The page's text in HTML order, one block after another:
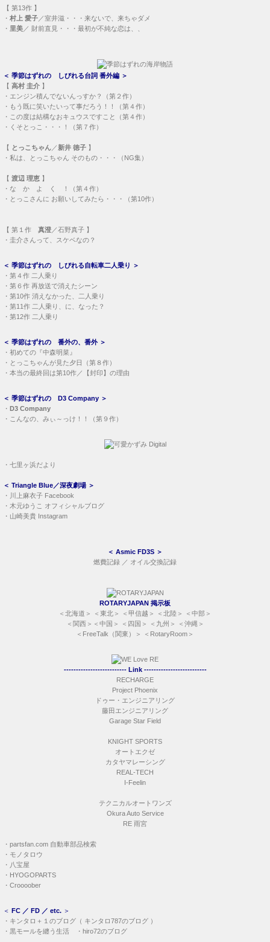
【 第13作 】
・ 村上 愛子 ／室井滋・・・ 来ないで、来ちゃダメ
・ 里美 ／ 財前直見・・・ 最初が不純な恋は、、
＜ 季節はずれの しびれる台詞 番外編 ＞
【 高村 圭介 】
・ エンジン積んでないんっすか？（第２作）
・ もう既に笑いたいって事だろう！！（第４作）
・ この度は結構なおキュウスですこと（第４作）
・ くそとっこ・・・！（第７作）
【 とっこちゃん ／新井 徳子 】
・ 私は、とっこちゃん そのもの・・・（NG集）
【 渡辺 理恵 】
・ な か よ く ！（第４作）
・ とっこさんに お願いしてみたら・・・（第10作）
【 第１作 真澄 ／石野真子 】
・ 圭介さんって、スケベなの？
＜ 季節はずれの しびれる自転車二人乗り ＞
・ 第４作 二人乗り
・ 第６作 再放送で消えたシーン
・ 第10作 消えなかった、二人乗り
・ 第11作 二人乗り、に、なった？
・ 第12作 二人乗り
＜ 季節はずれの 番外の、番外＞
・ 初めての『中森明菜』
・ とっこちゃんが見た夕日（第８作）
・ 本当の最終回は第10作／【封印】の理由
＜ 季節はずれの D3 Company ＞
・ D3 Company
・ こんなの、みぃ～っけ！！（第９作）
・ 七里ヶ浜だより
＜ Triangle Blue／深夜劇場 ＞
・
川上麻衣子 Facebook
・ 木元ゆうこ オフィシャルブログ
・ 山崎美貴 Instagram
＜ Asmic FD3S ＞
燃費記録 ／ オイル交換記録
ROTARYJAPAN 掲示板
＜ 北海道 ＞ ＜ 東北 ＞ ＜ 甲信越 ＞ ＜ 北陸 ＞ ＜ 中部 ＞
＜ 関西＞＜ 中国 ＞ ＜ 四国 ＞ ＜ 九州 ＞ ＜ 沖縄 ＞
＜ FreeTalk（関東） ＞ ＜ RotaryRoom ＞
-------------------------- Link --------------------------
RECHARGE
Project Phoenix
ドゥー・エンジニアリング
藤田エンジニアリング
Garage Star Field
KNIGHT SPORTS
オートエクゼ
カタヤマレーシング
REAL-TECH
I-Feelin
テクニカルオートワンズ
Okura Auto Service
RE 雨宮
・ partsfan.com 自動車部品検索
・ モノタロウ
・ 八宝屋
・ HYOGOPARTS
・ Croooober
＜ FC ／ FD ／ etc. ＞
・ キンタロ＋１のブログ （ キンタロ787のブログ ）
・ 黒モールを纏う生活 ・ hiro72のブログ